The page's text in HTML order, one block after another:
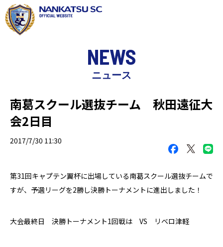
NEWS
ニュース
南葛スクール選抜チーム 秋田遠征大
会2日目
2017/7/30 11:30
第31回キャプテン翼杯に出場している南葛スクール選抜チームで
すが、予選リーグを2勝し決勝トーナメントに進出しました！
大会最終日 決勝トーナメント1回戦は VS リベロ津軽